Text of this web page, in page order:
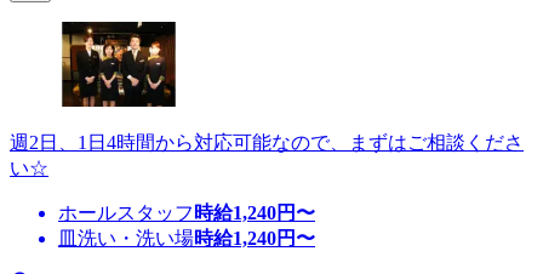
週2日、1日4時間から対応可能なので、まずはご相談くださ
い☆
ホールスタッフ 時給1,240円〜
皿洗い・洗い場時給1,240円〜